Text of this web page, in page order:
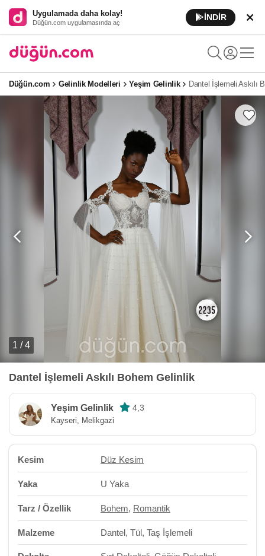
Uygulamada daha kolay!
Düğün.com uygulamasında aç
İNDİR
Düğün.com Gelinlik Modelleri Yeşim Gelinlik Dantel İşlemeli Askılı
1 / 4
Dantel İşlemeli Askılı Bohem Gelinlik
Yeşim Gelinlik 4,3
Kayseri, Melikgazi
Kesim Düz Kesim
Yaka U Yaka
Tarz / Özellik Bohem, Romantik
Malzeme Dantel, Tül, Taş İşlemeli